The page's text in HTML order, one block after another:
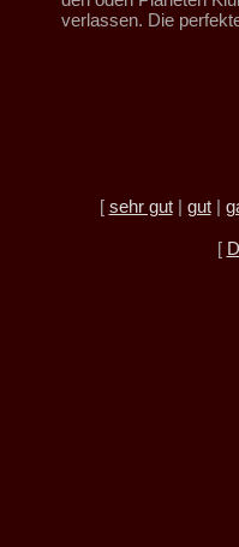
verlassen. Die
[ sehr gut| gut|
[